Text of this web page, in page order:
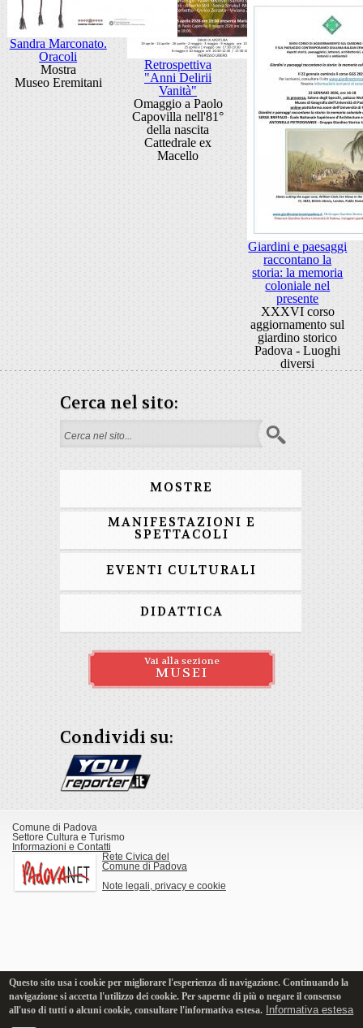
Retrospettiva
"Anni Delirii
Vanità"
Omaggio a Paolo
Capovilla nell'81°
della nascita
Cattedrale ex
Macello
Sandra Marconato.
Oracoli
Mostra
Museo Eremitani
Giardini e paesaggi
raccontano la
storia: la memoria
coloniale nel
presente
XXXVI corso
aggiornamento sul
giardino storico
Padova - Luoghi
diversi
Cerca nel sito:
Form di ricerca
MOSTRE
MANIFESTAZIONI E
SPETTACOLI
EVENTI CULTURALI
DIDATTICA
Vai alla sezione
MUSEI
Condividi su:
Comune di Padova
Settore Cultura e Turismo
Informazioni e Contatti
Rete Civica del
Comune di Padova
Note legali, privacy e cookie
Questo sito usa i cookie per migliorare l'esperienza di navigazione. Continuando la
navigazione si accetta l'utilizzo dei cookie. Per saperne di più o negare il consenso
all'uso di tutti o alcuni cookie, consultare l'informativa estesa. Informativa estesa